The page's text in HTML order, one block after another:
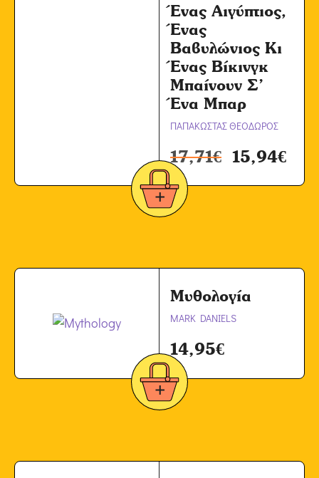
Ένας Αιγύπτιος,
Ένας
Βαβυλώνιος Κι
Ένας Βίκινγκ
Μπαίνουν Σ’
Ένα Μπαρ
ΠΑΠΑΚΩΣΤΑΣ ΘΕΟΔΩΡΟΣ
17,71€ 15,94€
Μυθολογία
MARK DANIELS
14,95€